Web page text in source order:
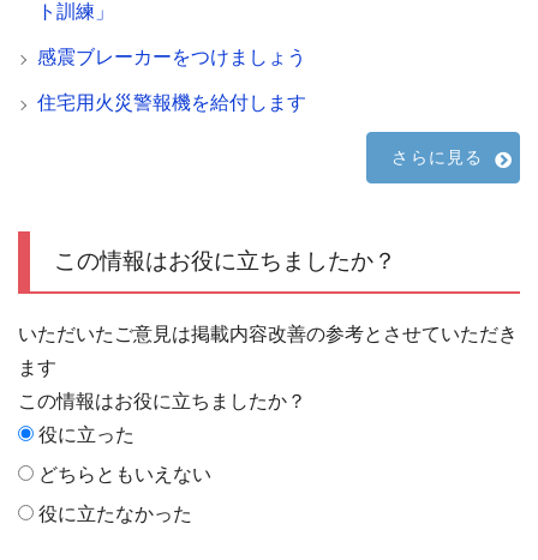
ト訓練」
感震ブレーカーをつけましょう
住宅用火災警報機を給付します
さらに見る
この情報はお役に立ちましたか？
いただいたご意見は掲載内容改善の参考とさせていただき
ます
この情報はお役に立ちましたか？
役に立った
どちらともいえない
役に立たなかった